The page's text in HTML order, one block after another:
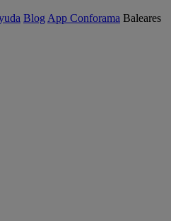
Blog App Conforama Baleares